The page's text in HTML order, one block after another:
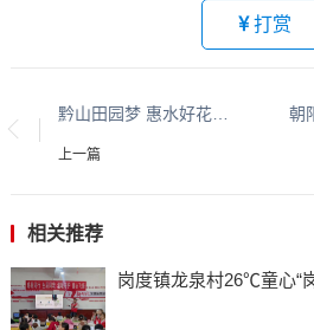
打赏
黔山田园梦 惠水好花红 平安守护人系列报道之二百三十八
上一篇
相关推荐
岗度镇龙泉村26℃童心“